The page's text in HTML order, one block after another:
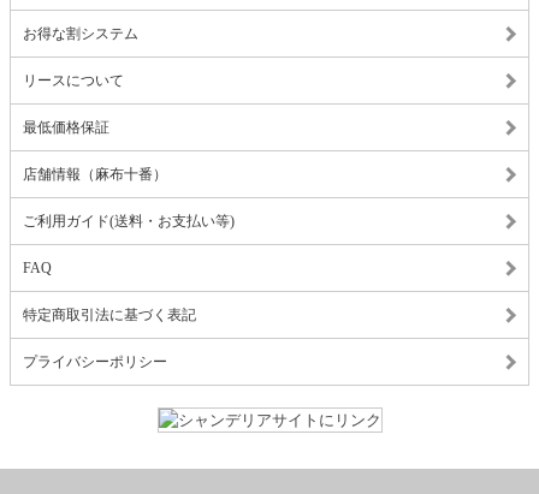
お得な割システム
リースについて
最低価格保証
店舗情報（麻布十番）
ご利用ガイド(送料・お支払い等)
FAQ
特定商取引法に基づく表記
プライバシーポリシー